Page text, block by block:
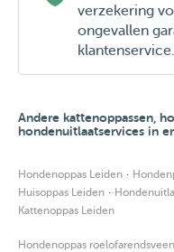
verzekering
ongevallen
klantenservice.
Andere kattenoppassen,
hondenuitlaatservices in
Hondenoppas Leiden ·
Huisoppas Leiden ·
Kattenoppas Leiden
Hondenoppas roelofarendsveen